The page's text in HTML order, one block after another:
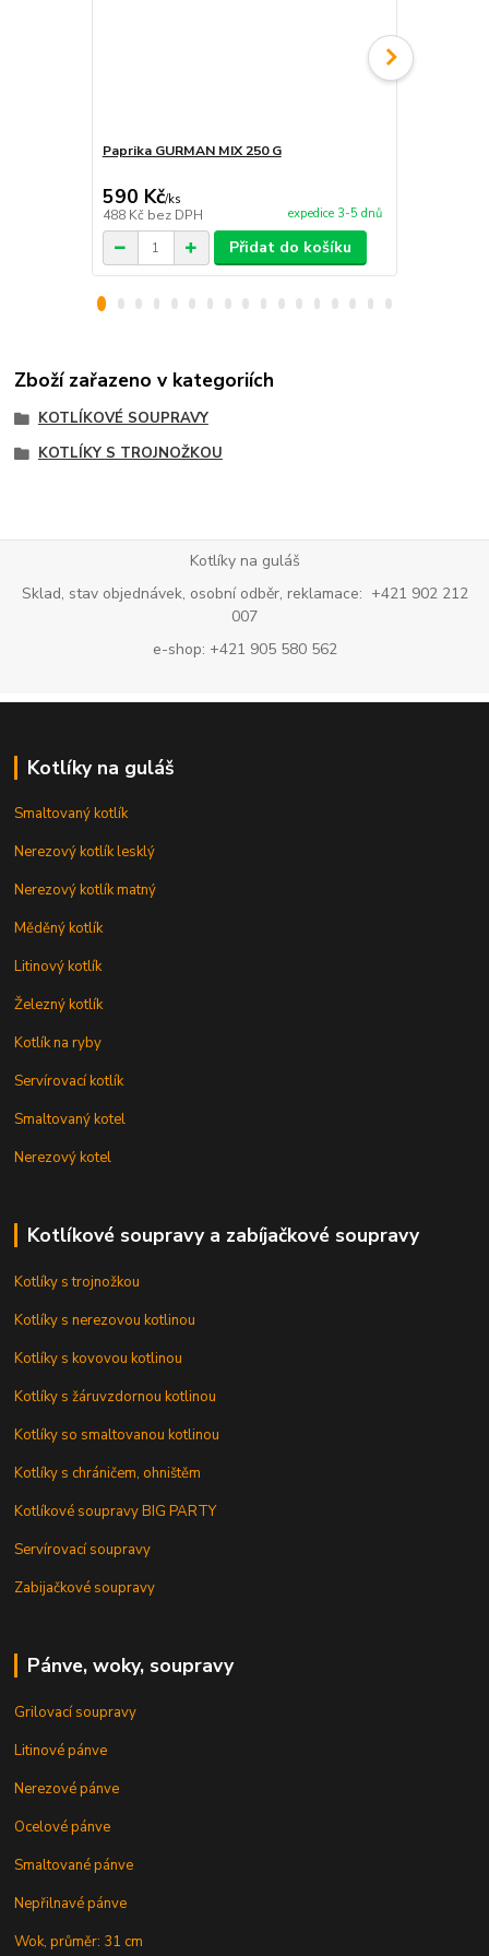
Paprika GURMAN MIX 250 G
590 Kč/ks
488 Kč bez DPH expedice 3-5 dnů
Přidat do košíku
Zboží zařazeno v kategoriích
KOTLÍKOVÉ SOUPRAVY
KOTLÍKY S TROJNOŽKOU
Kotlíky na guláš
Sklad, stav objednávek, osobní odběr, reklamace: +421 902 212
007
e-shop: +421 905 580 562
Kotlíky na guláš
Smaltovaný kotlík
Nerezový kotlík lesklý
Nerezový kotlík matný
Měděný kotlík
Litinový kotlík
Železný kotlík
Kotlík na ryby
Servírovací kotlík
Smaltovaný kotel
Nerezový kotel
Kotlíkové soupravy a zabíjačkové soupravy
Kotlíky s trojnožkou
Kotlíky s nerezovou kotlinou
Kotlíky s kovovou kotlinou
Kotlíky s žáruvzdornou kotlinou
Kotlíky so smaltovanou kotlinou
Kotlíky s chráničem, ohništěm
Kotlíkové soupravy BIG PARTY
Servírovací soupravy
Zabijačkové soupravy
Pánve, woky, soupravy
Grilovací soupravy
Litinové pánve
Nerezové pánve
Ocelové pánve
Smaltované pánve
Nepřilnavé pánve
Wok, průměr: 31 cm